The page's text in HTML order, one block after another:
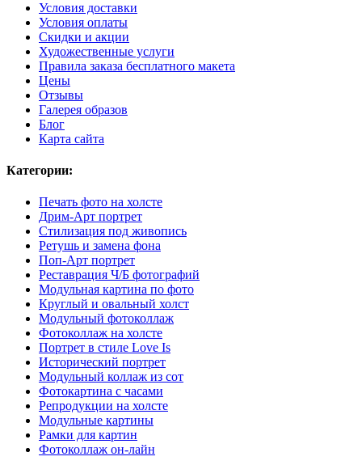
Условия доставки
Условия оплаты
Скидки и акции
Художественные услуги
Правила заказа бесплатного макета
Цены
Отзывы
Галерея образов
Блог
Карта сайта
Категории:
Печать фото на холсте
Дрим-Арт портрет
Стилизация под живопись
Ретушь и замена фона
Поп-Арт портрет
Реставрация Ч/Б фотографий
Модульная картина по фото
Круглый и овальный холст
Модульный фотоколлаж
Фотоколлаж на холсте
Портрет в стиле Love Is
Исторический портрет
Модульный коллаж из сот
Фотокартина с часами
Репродукции на холсте
Модульные картины
Рамки для картин
Фотоколлаж он-лайн